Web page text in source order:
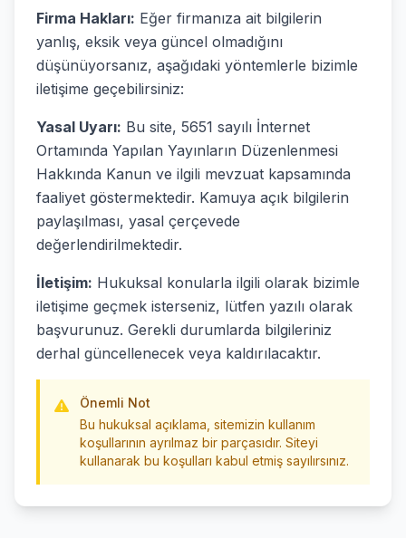
Firma Hakları: Eğer firmanıza ait bilgilerin
yanlış, eksik veya güncel olmadığını
düşünüyorsanız, aşağıdaki yöntemlerle bizimle
iletişime geçebilirsiniz:
Yasal Uyarı: Bu site, 5651 sayılı İnternet
Ortamında Yapılan Yayınların Düzenlenmesi
Hakkında Kanun ve ilgili mevzuat kapsamında
faaliyet göstermektedir. Kamuya açık bilgilerin
paylaşılması, yasal çerçevede
değerlendirilmektedir.
İletişim: Hukuksal konularla ilgili olarak bizimle
iletişime geçmek isterseniz, lütfen yazılı olarak
başvurunuz. Gerekli durumlarda bilgileriniz
derhal güncellenecek veya kaldırılacaktır.
Önemli Not
Bu hukuksal açıklama, sitemizin kullanım
koşullarının ayrılmaz bir parçasıdır. Siteyi
kullanarak bu koşulları kabul etmiş sayılırsınız.